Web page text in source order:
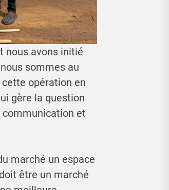
nous avons initié
sommes au
opération en
gère la question
communication et
marché un espace
être un marché